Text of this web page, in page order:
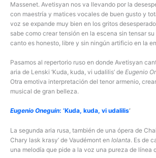
Massenet. Avetisyan nos va llevando por la
con maestría y matices vocales de buen gusto y
voz se expande muy bien en los gritos
sabe como crear tensión en la escena sin tensar
canto es honesto, libre y sin ningún artificio en la
Pasamos al repertorio ruso en donde Avetisyan
aria de Lenski ‘Kuda, kuda, vi udalilis’ de Eugenio
Otra emotiva interpretación del tenor armenio,
musical de gran belleza.
Eugenio Oneguin: ‘Kuda, kuda, vi udalilis’
La segunda aria rusa, también de una ópera de
Chary lask krasy’ de Vaudémont en Iolanta. Es de
una melodía que pide a la voz una pureza de línea